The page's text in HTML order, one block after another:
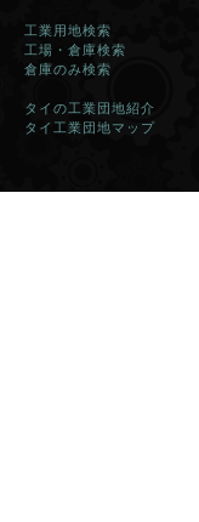
工業用地検索
工場・倉庫検索
倉庫のみ検索
タイの工業団地紹介
タイ工業団地マップ